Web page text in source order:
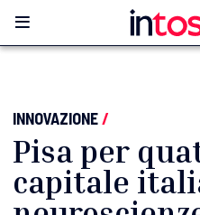
INNOVAZIONE/
Pisa per
capitale